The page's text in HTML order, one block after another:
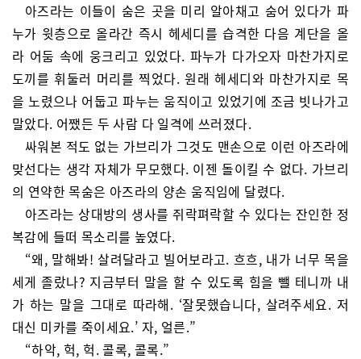
아즈라는 이들이 숨은 곳을 미리 알아채고 숨어 있다가 파
누가 윗층으로 올라간 즉시 헤세디를 습격한 다음 계단을 올
라 어둠 속에 웅크리고 있었다. 파누가 다가오자 마찬가지로
도끼를 휘둘러 머리를 찍었다. 원래 헤세디와 마찬가지로 목
을 노렸으나 어둡고 파누는 움직이고 있었기에 조금 빗나가고
말았다. 어쨌든 두 사람 다 일격에 쓰러졌다.
싸워본 적도 없는 가브리가 그것도 맨손으로 이런 아즈라에
맞선다는 생각 자체가 무모했다. 이젠 돌이킬 수 없다. 가브리
의 연약한 목숨은 아즈라의 양손 움직임에 달렸다.
아즈라는 상대방의 생사를 쥐락펴락할 수 있다는 잔인한 정
복감에 들떠 목소리를 높였다.
“왜, 말해봐! 살려달라고 빌어보라고. 흐흐, 내가 너무 목을
세게 졸랐나? 지금부터 말을 할 수 있도록 힘을 뺄 테니까 내
가 하는 말을 그대로 따라해. ‘잘못했습니다, 살려주세요. 저
대신 미카를 죽이세요.’ 자, 얼른.”
“하악, 헉, 헉. 콜록, 콜록.”